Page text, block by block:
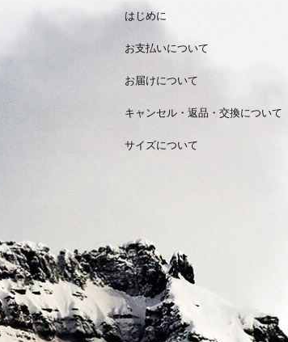
はじめに
お支払いについて
お届けについて
キャンセル・返品・交換について
サイズについて